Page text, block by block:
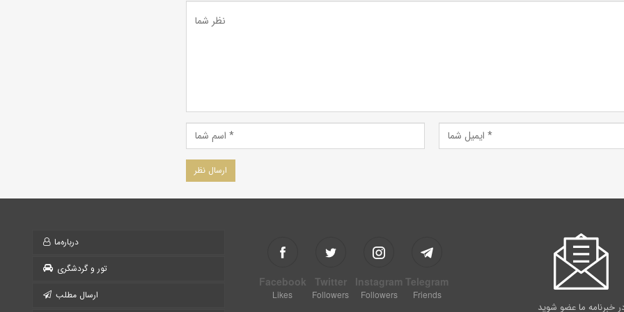
درباره‌ما
تور و گردشگری
ارسال مطلب
Facebook
Likes
Twitter
Followers
Instagram
Followers
Telegram
Friends
خبرنامه ما عضو شوید